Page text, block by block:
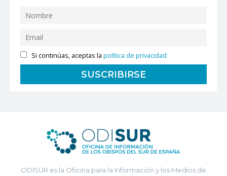
Si continúas, aceptas lapolítica de privacidad
ODISUR es la Oficina para la Información y los Medios de